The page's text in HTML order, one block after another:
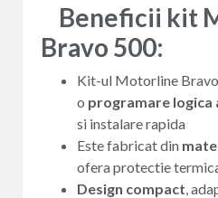
Beneficii kit
Bravo 500:
Kit-ul Motorline
o programare logica
si instalare rapida
Este fabricat din
ofera protectie
Design compact,